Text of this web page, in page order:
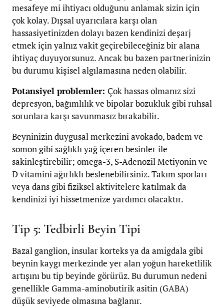
mesafeye mi ihtiyacı olduğunu anlamak sizin için
çok kolay. Dışsal uyarıcılara karşı olan
hassasiyetinizden dolayı bazen kendinizi deşarj
etmek için yalnız vakit geçirebileceğiniz bir alana
ihtiyaç duyuyorsunuz. Ancak bu bazen partnerinizin
bu durumu kişisel algılamasına neden olabilir.
Potansiyel problemler: Çok hassas olmanız sizi
depresyon, bağımlılık ve bipolar bozukluk gibi ruhsal
sorunlara karşı savunmasız bırakabilir.
Beyninizin duygusal merkezini avokado, badem ve
somon gibi sağlıklı yağ içeren besinler ile
sakinleştirebilir; omega-3, S-Adenozil Metiyonin ve
D vitamini ağırlıklı beslenebilirsiniz. Takım sporları
veya dans gibi fiziksel aktivitelere katılmak da
kendinizi iyi hissetmenize yardımcı olacaktır.
Tip 5: Tedbirli Beyin Tipi
Bazal ganglion, insular korteks ya da amigdala gibi
beynin kaygı merkezinde yer alan yoğun hareketlilik
artışını bu tip beyinde görürüz. Bu durumun nedeni
genellikle Gamma-aminobutirik asitin (GABA)
düşük seviyede olmasına bağlanır.